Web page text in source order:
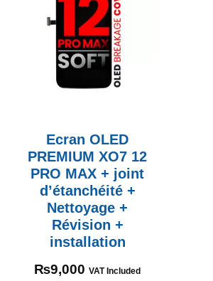
Ecran OLED
PREMIUM XO7 12
PRO MAX + joint
d’étanchéité +
Nettoyage +
Révision +
installation
₨9,000 VAT Included